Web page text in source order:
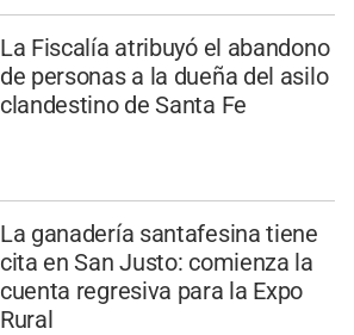
La Fiscalía atribuyó el abandono
de personas a la dueña del asilo
clandestino de Santa Fe
La ganadería santafesina tiene
cita en San Justo: comienza la
cuenta regresiva para la Expo
Rural